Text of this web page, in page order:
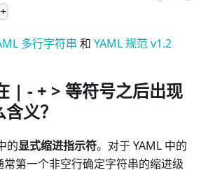
+
多行字符串 和 YAML 规范 v1.2
| - + > 等符号之后出现
义？
的显式缩进指示符。对于 YAML 中的
常第一个非空行确定字符串的缩进级